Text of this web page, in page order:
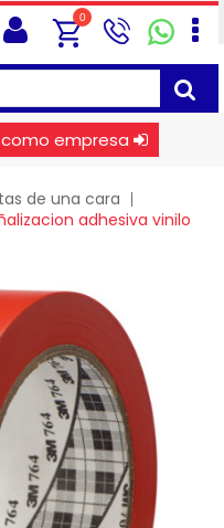
0
empresa
de una cara
adhesiva vinilo